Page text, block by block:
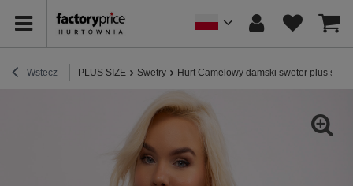
Wstecz PLUS SIZE Swetry Hurt Camelowy damski sweter plus size